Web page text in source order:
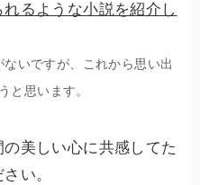
るような小説を紹介し
いですが、これから思い出
と思います。
美しい心に共感してた
い。